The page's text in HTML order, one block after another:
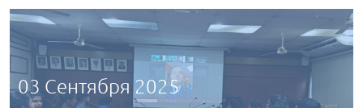
03 Сентября 2025